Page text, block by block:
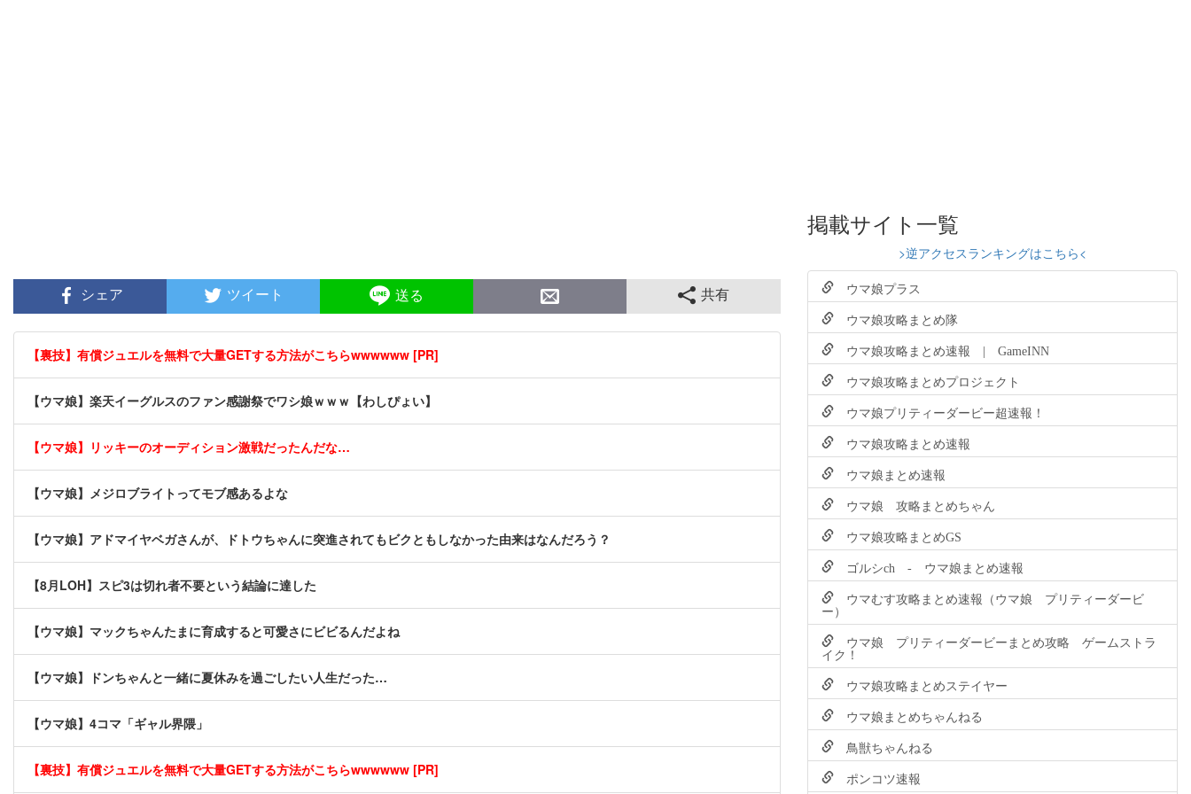
シェア ツイート 送る 共有
【裏技】有償ジュエルを無料で大量GETする方法がこちらwwwwww [PR]
【ウマ娘】楽天イーグルスのファン感謝祭でワシ娘ｗｗｗ【わしぴょい】
【ウマ娘】リッキーのオーディション激戦だったんだな…
【ウマ娘】メジロブライトってモブ感あるよな
【ウマ娘】アドマイヤベガさんが、ドトウちゃんに突進されてもビクともしなかった由来はなんだろう？
【8月LOH】スピ3は切れ者不要という結論に達した
【ウマ娘】マックちゃんたまに育成すると可愛さにビビるんだよね
【ウマ娘】ドンちゃんと一緒に夏休みを過ごしたい人生だった…
【ウマ娘】4コマ「ギャル界隈」
【裏技】有償ジュエルを無料で大量GETする方法がこちらwwwwww [PR]
掲載サイト一覧
>逆アクセスランキングはこちら<
ウマ娘プラス
ウマ娘攻略まとめ隊
ウマ娘攻略まとめ速報 | GameINN
ウマ娘攻略まとめプロジェクト
ウマ娘プリティーダービー超速報！
ウマ娘攻略まとめ速報
ウマ娘まとめ速報
ウマ娘 攻略まとめちゃん
ウマ娘攻略まとめGS
ゴルシch - ウマ娘まとめ速報
ウマむす攻略まとめ速報（ウマ娘 プリティーダービ
ー）
ウマ娘 プリティーダービーまとめ攻略 ゲームストラ
イク！
ウマ娘攻略まとめステイヤー
ウマ娘まとめちゃんねる
鳥獣ちゃんねる
ポンコツ速報